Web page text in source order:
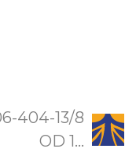
404-13/8
OD 1...